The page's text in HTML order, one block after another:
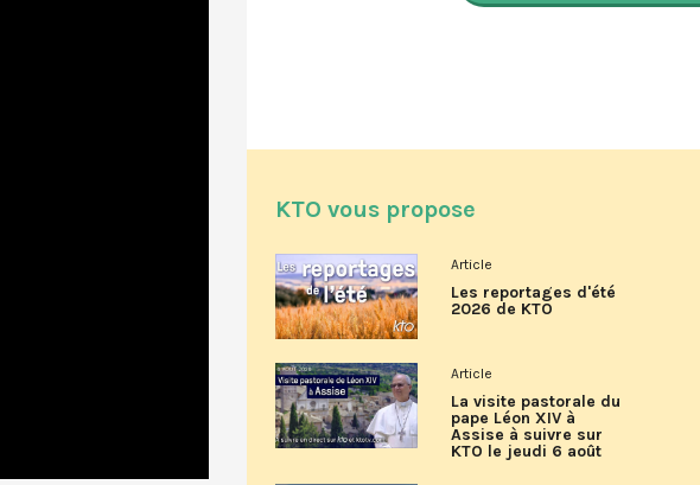
KTO vous propose
Article
Les reportages d'été
2026 de KTO
Article
La visite pastorale du
pape Léon XIV à
Assise à suivre sur
KTO le jeudi 6 août